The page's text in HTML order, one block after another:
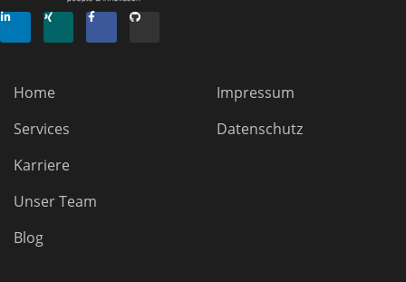
Home
Services
Karriere
Unser Team
Blog
Impressum
Datenschutz